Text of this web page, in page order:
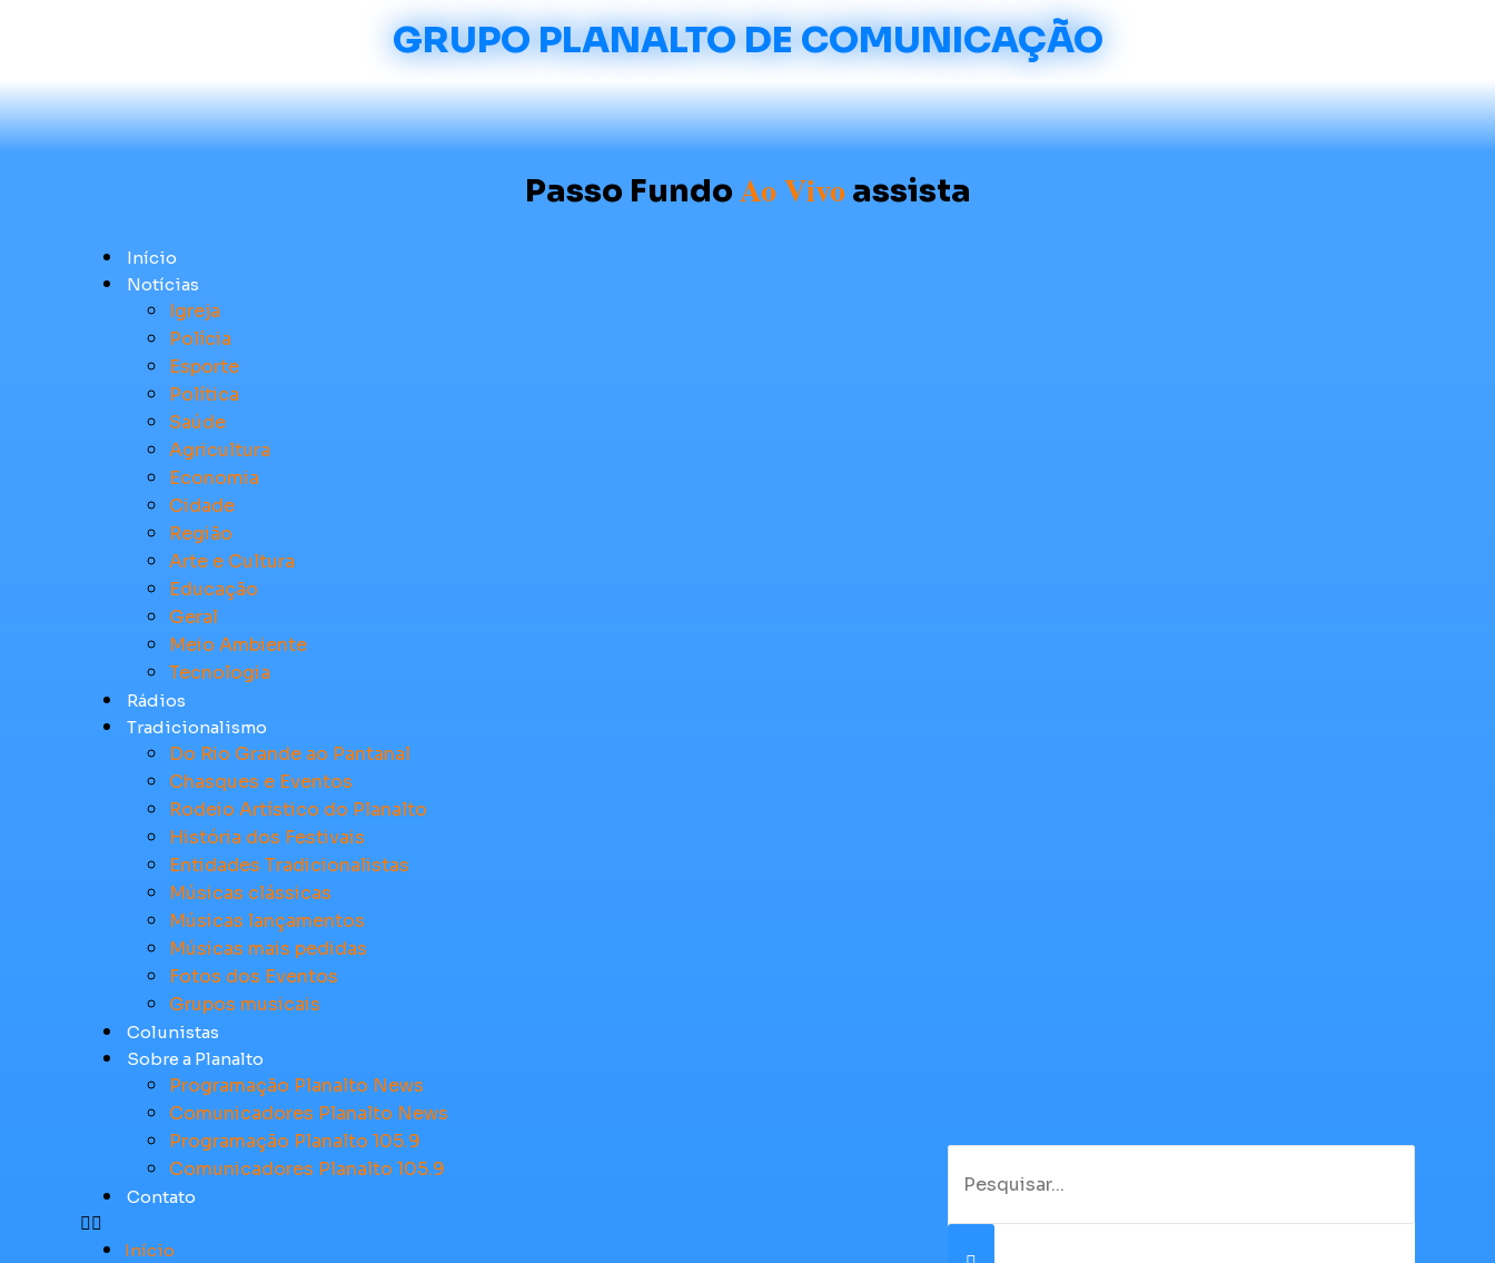
GRUPO PLANALTO DE COMUNICAÇÃO
Passo Fundo Ao Vivo assista
Início
Notícias
Igreja
Polícia
Esporte
Política
Saúde
Agricultura
Economia
Cidade
Região
Arte e Cultura
Educação
Geral
Meio Ambiente
Tecnologia
Rádios
Tradicionalismo
Do Rio Grande ao Pantanal
Chasques e Eventos
Rodeio Artístico do Planalto
História dos Festivais
Entidades Tradicionalistas
Músicas clássicas
Músicas lançamentos
Músicas mais pedidas
Fotos dos Eventos
Grupos musicais
Colunistas
Sobre a Planalto
Programação Planalto News
Comunicadores Planalto News
Programação Planalto 105.9
Comunicadores Planalto 105.9
Contato
Início